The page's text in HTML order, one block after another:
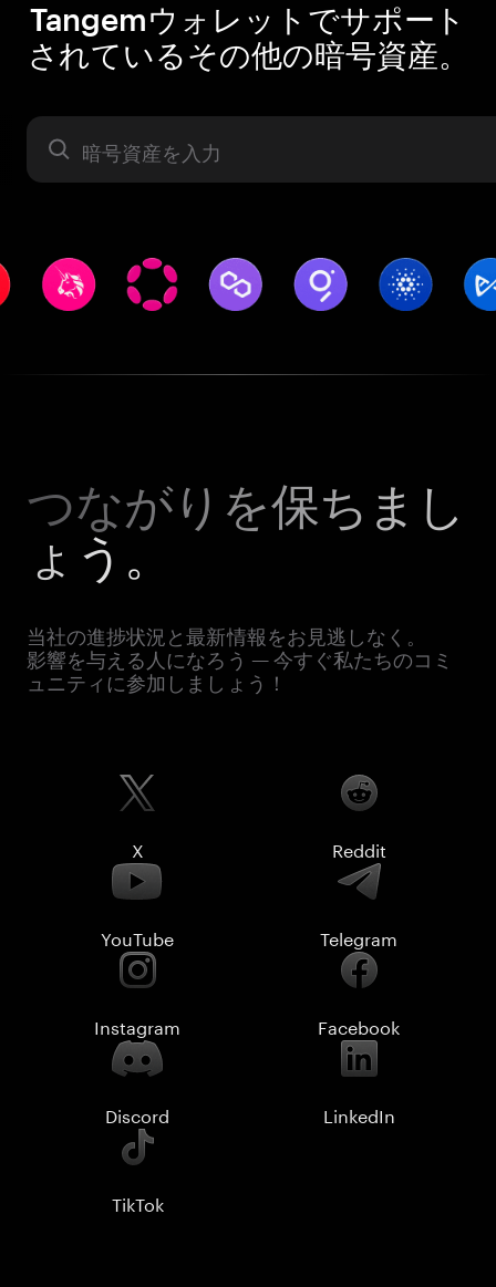
Tangemウォレットでサポート
されているその他の暗号資産。
暗号資産
つながりを保ちまし
ょう。
当社の進捗状況と最新情報をお見逃しなく。
影響を与える人になろう — 今すぐ私たちのコミ
ュニティに参加しましょう！
X Reddit
YouTube Telegram
Instagram Facebook
Discord LinkedIn
TikTok